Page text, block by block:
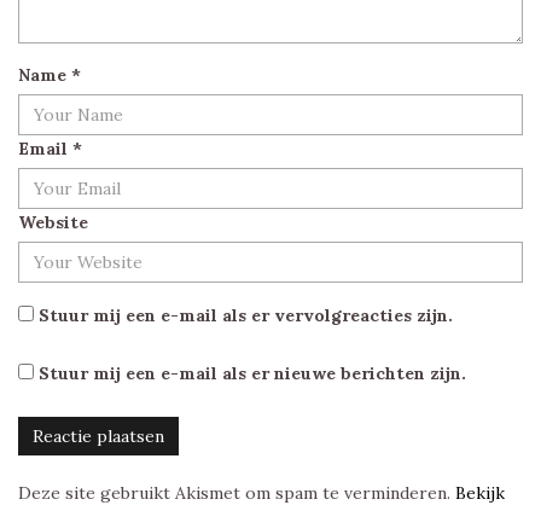
Name *
Email *
Website
Stuur mij een e-mail als er vervolgreacties zijn.
Stuur mij een e-mail als er nieuwe berichten zijn.
Deze site gebruikt Akismet om spam te verminderen. Bekijk